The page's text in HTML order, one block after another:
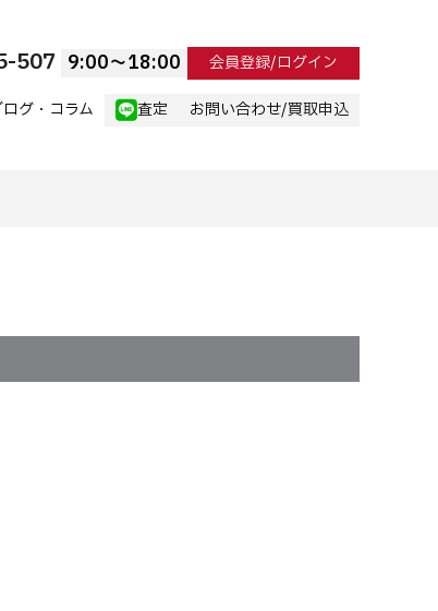
507 9:00〜18:00 会員登録/ログイン
ログ・コラム 査定 お問い合わせ/買取申込